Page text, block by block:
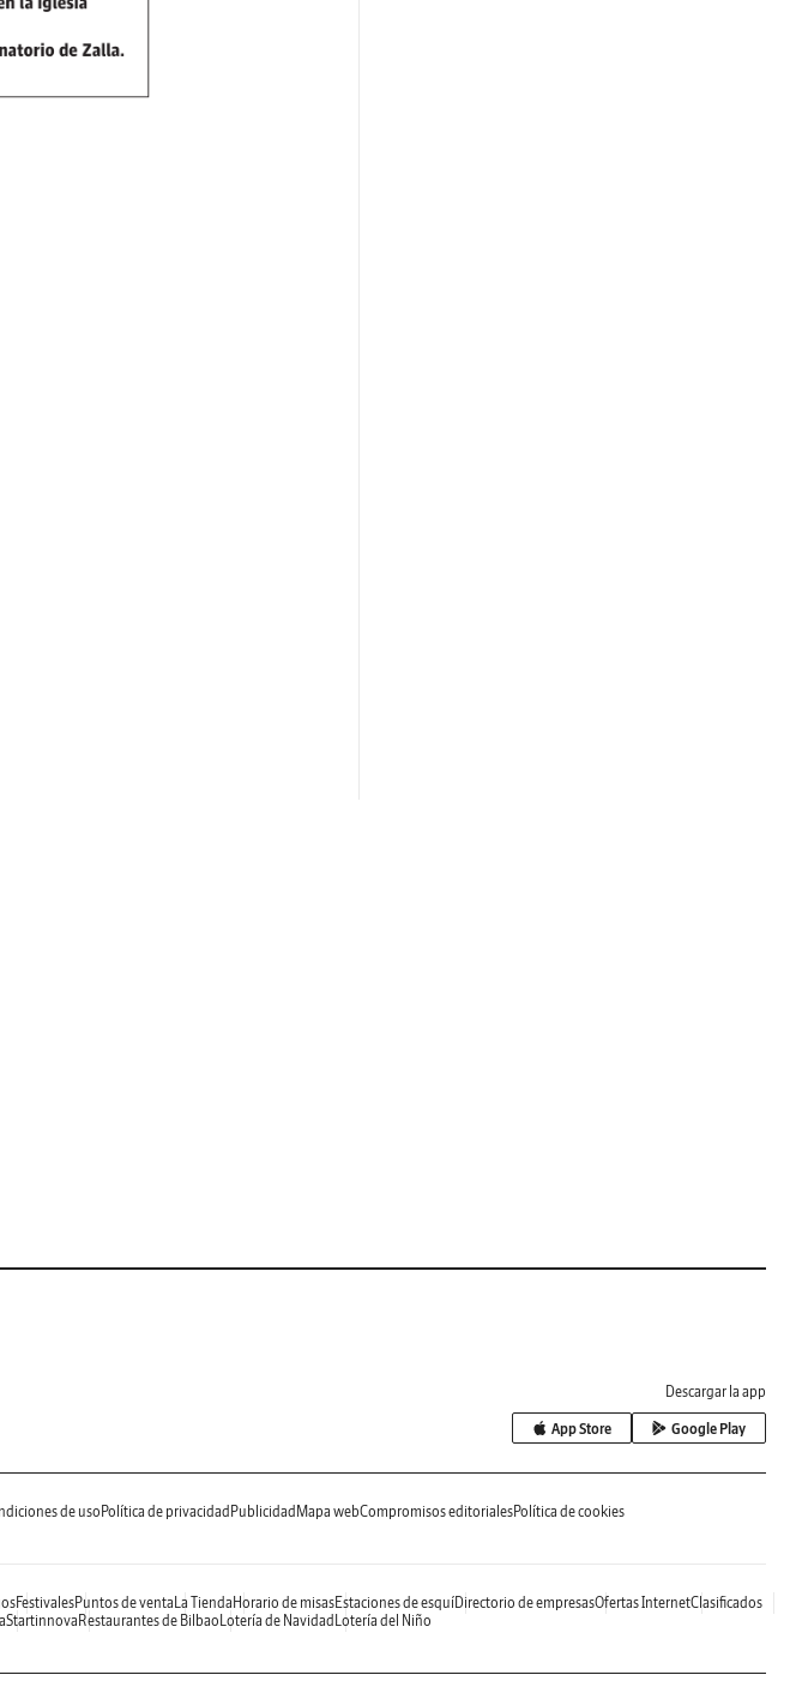
Descargar la app
App Store Google Play
de usoPolítica de privacidad Publicidad Mapa webCompromisos editorialesPolítica de cookies
FestivalesPuntos de venta La Tienda Horario de misasEstaciones de esquíDirectorio de empresasOfertas InternetClasificados
Startinnova Restaurantes de Bilbao Lotería de Navidad Lotería del Niño